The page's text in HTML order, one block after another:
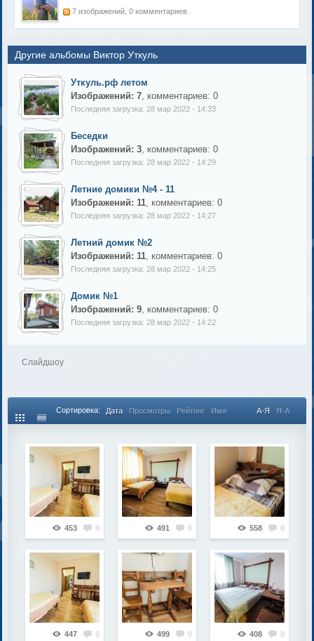
7 изображений, 0 комментариев
Другие альбомы Виктор Уткуль
Уткуль.рф летом
Изображений: 7, комментариев: 0
Последняя загрузка: 28 мар 2022 - 14:33
Беседки
Изображений: 3, комментариев: 0
Последняя загрузка: 28 мар 2022 - 14:29
Летние домики №4 - 11
Изображений: 11, комментариев: 0
Последняя загрузка: 28 мар 2022 - 14:27
Летний домик №2
Изображений: 11, комментариев: 0
Последняя загрузка: 28 мар 2022 - 14:25
Домик №1
Изображений: 9, комментариев: 0
Последняя загрузка: 28 мар 2022 - 14:22
Слайдшоу
Сортировка: Дата Просмотры Рейтинг Имя А-Я Я-А
453 0 491 0 558 0
447 0 499 0 408 0